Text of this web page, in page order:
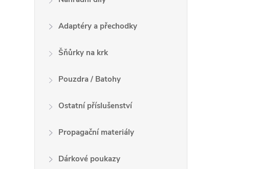
Adaptéry a přechodky
Šňůrky na krk
Pouzdra / Batohy
Ostatní příslušenství
Propagační materiály
Dárkové poukazy